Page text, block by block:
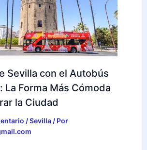
Sevilla con el Autobús
La Forma Más Cómoda
la Ciudad
/Sevilla/ Por